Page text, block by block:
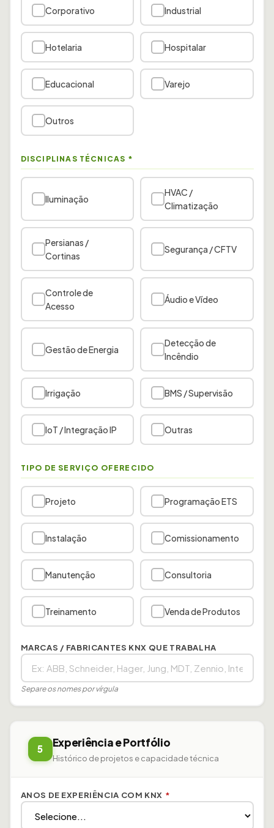
Corporativo Industrial
Hotelaria Hospitalar
Educacional Varejo
Outros
DISCIPLINAS TÉCNICAS *
Iluminação
HVAC /
Climatização
Persianas /
Cortinas
Segurança / CFTV
Controle de
Acesso
Áudio e Vídeo
Gestão de Energia
Detecção de
Incêndio
Irrigação BMS / Supervisão
IoT / Integração IP Outras
TIPO DE SERVIÇO OFERECIDO
Projeto Programação ETS
Instalação Comissionamento
Manutenção Consultoria
Treinamento Venda de Produtos
MARCAS / FABRICANTES KNX QUE TRABALHA
Separe os nomes por vírgula
5 Experiência e Portfólio
Histórico de projetos e capacidade técnica
ANOS DE EXPERIÊNCIA COM KNX *